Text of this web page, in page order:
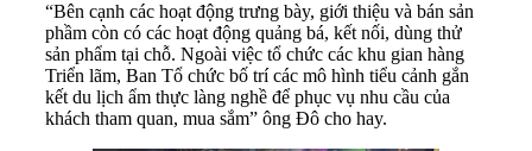
“Bên cạnh các hoạt động trưng bày, giới thiệu và bán sản
phầm còn có các hoạt động quảng bá, kết nối, dùng thử
sản phẩm tại chỗ. Ngoài việc tổ chức các khu gian hàng
Triển lãm, Ban Tổ chức bố trí các mô hình tiểu cảnh gắn
kết du lịch ẩm thực làng nghề để phục vụ nhu cầu của
khách tham quan, mua sắm” ông Đô cho hay.